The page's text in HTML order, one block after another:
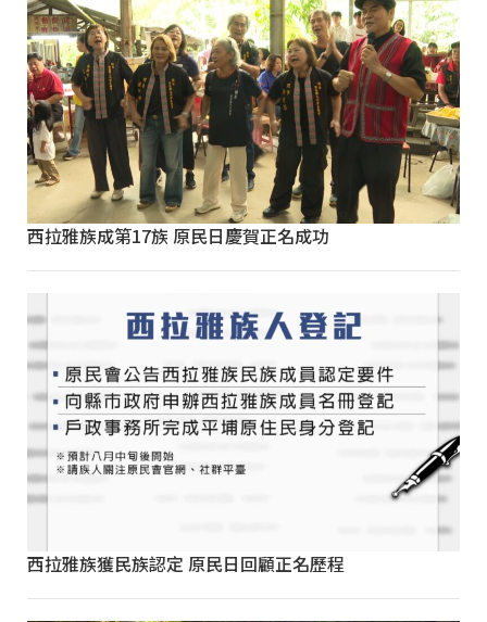
西拉雅族成第17族 原民日慶賀正名成功
西拉雅族獲民族認定 原民日回顧正名歷程